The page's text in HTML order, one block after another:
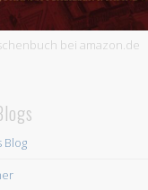
bei amazon.de
Blog